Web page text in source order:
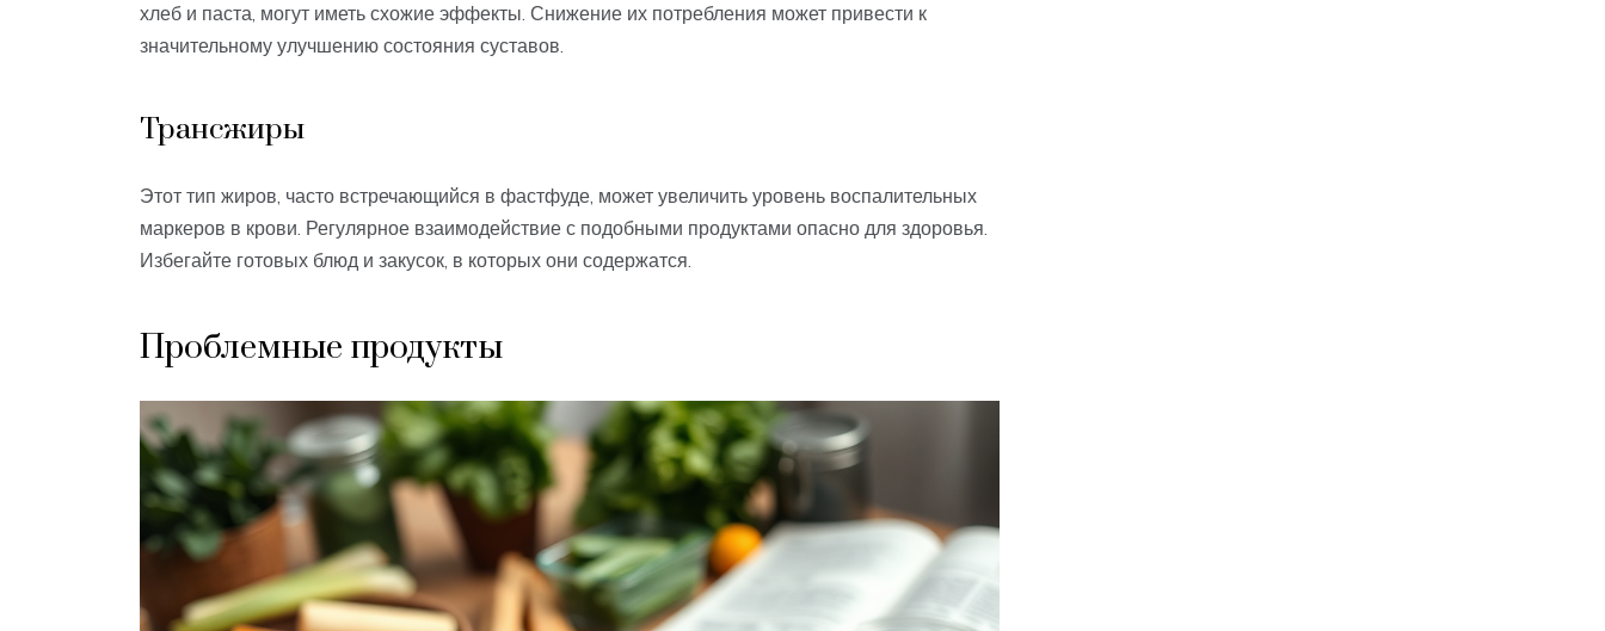
хлеб и паста, могут иметь схожие эффекты. Снижение их потребления может привести к
значительному улучшению состояния суставов.
Трансжиры
Этот тип жиров, часто встречающийся в фастфуде, может увеличить уровень воспалительных
маркеров в крови. Регулярное взаимодействие с подобными продуктами опасно для здоровья.
Избегайте готовых блюд и закусок, в которых они содержатся.
Проблемные продукты